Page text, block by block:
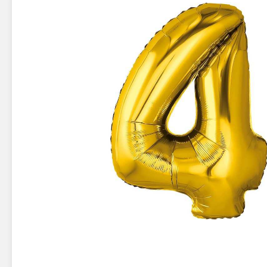
Фейерверки на свадьбу
Батареи салютов
Маленькие фейерверки
Петарды
Терочные
Корсары